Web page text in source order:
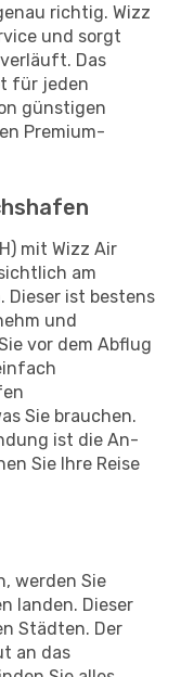
richtig. Wizz
und sorgt
Das
für jeden
günstigen
Premium-
mit Wizz Air
am
ist bestens
und
vor dem Abflug
Sie brauchen.
ist die An-
Sie Ihre Reise
werden Sie
landen. Dieser
Städten. Der
an das